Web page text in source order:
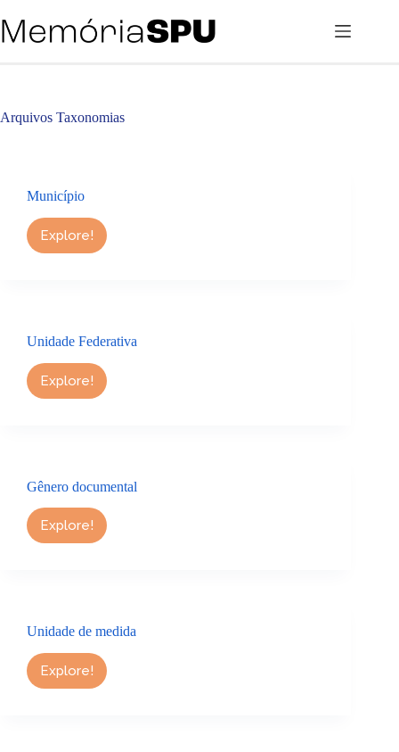
para
o
Arquivos Taxonomias
Município
Explore!Município
Unidade Federativa
Explore!
Unidade
Federativa
Gênero documental
Explore!
Gênero
documental
Unidade de medida
Explore!
Unidade
de